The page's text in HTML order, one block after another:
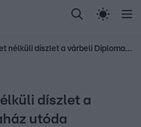
Randi Celeb vagyok,
Most Wanted Gallusz
24.hu: Építészet nélküli díszlet a várbeli Diplomataház utóda
díszlet a
utóda